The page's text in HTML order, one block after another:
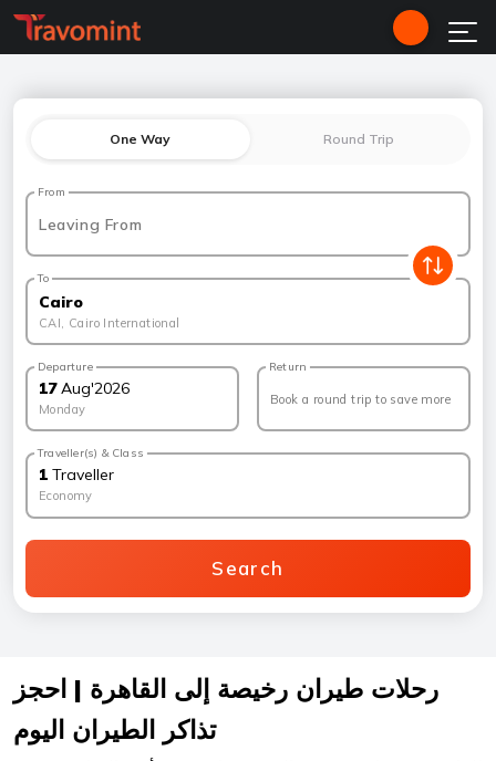
One Way Round Trip
From
Leaving From
To
Cairo
CAI, Cairo International
Departure
17 Aug'2026
Monday
Return
Book a round trip to save more
Traveller(s) & Class
1 Traveller
Economy
Search
رحلات طيران رخيصة إلى القاهرة | احجز
تذاكر الطيران اليوم